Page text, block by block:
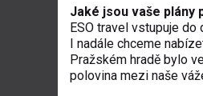
Jaké jsou vaše plány
ESO travel vstupuje
I nadále chceme
Pražském hradě bylo
polovina mezi naše